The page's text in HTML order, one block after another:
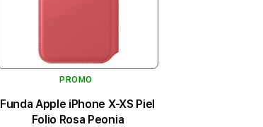
PROMO
Funda Apple iPhone X-XS Piel
Folio Rosa Peonia